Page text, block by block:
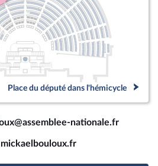
Place du député dans l'hémicycle
nationale.fr
mickaelbouloux.fr